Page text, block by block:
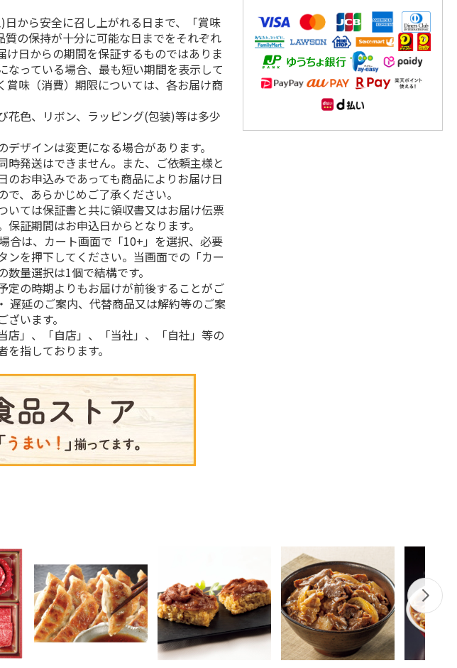
から安全に召し上がれる日まで、「賞味
の保持が十分に可能な日までをそれぞれ
け日からの期間を保証するものではありま
なっている場合、最も短い期間を表示して
賞味（消費）期限については、各お届け商
色、リボン、ラッピング(包装)等は多少
ザインは変更になる場合があります。
発送はできません。また、ご依頼主様と
のお申込みであっても商品によりお届け日
、あらかじめご了承ください。
いては保証書と共に領収書又はお届け伝票
証期間はお申込日からとなります。
合は、カート画面で「10+」を選択、必要
ンを押下してください。当画面での「カー
量選択は1個で結構です。
定の時期よりもお届けが前後することがご
遅延のご案内、代替商品又は解約等のご案
います。
」、「自店」、「当社」、「自社」等の
指しております。